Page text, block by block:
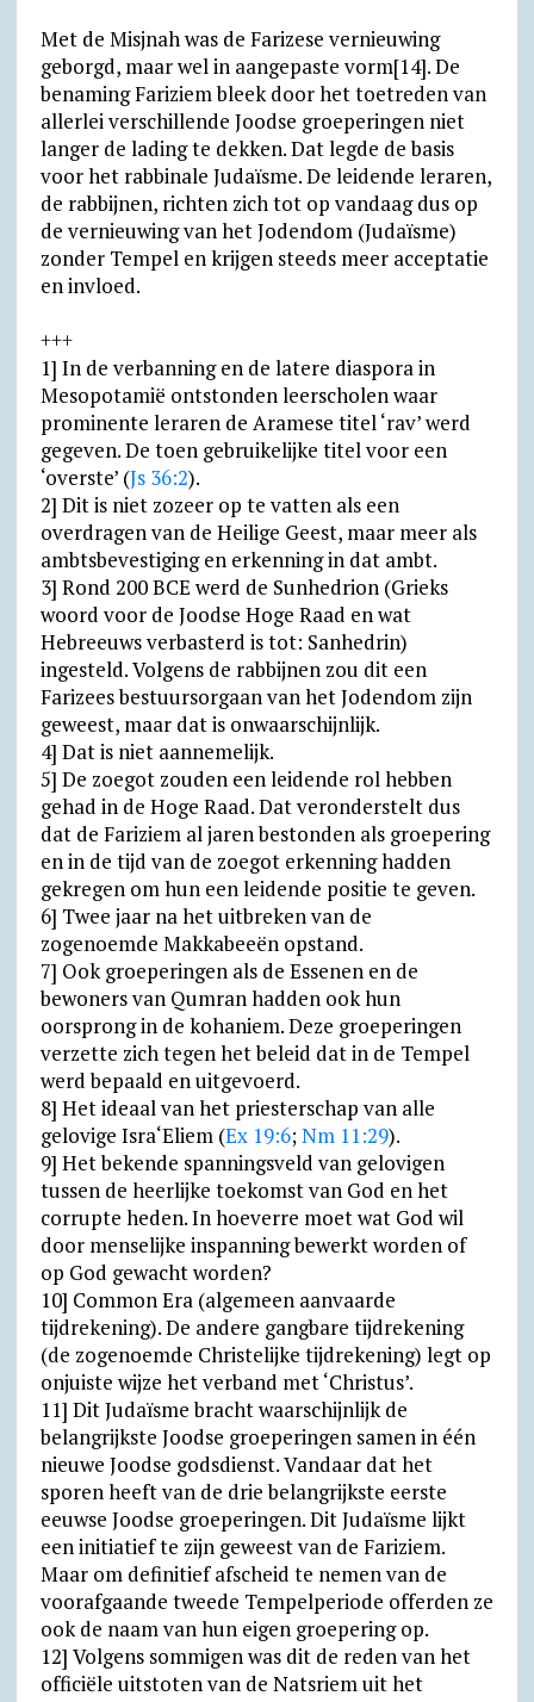
Met de Misjnah was de Farizese vernieuwing
geborgd, maar wel in aangepaste vorm[14]. De
benaming Fariziem bleek door het toetreden van
allerlei verschillende Joodse groeperingen niet
langer de lading te dekken. Dat legde de basis
voor het rabbinale Judaïsme. De leidende leraren,
de rabbijnen, richten zich tot op vandaag dus op
de vernieuwing van het Jodendom (Judaïsme)
zonder Tempel en krijgen steeds meer acceptatie
en invloed.
+++
1] In de verbanning en de latere diaspora in
Mesopotamië ontstonden leerscholen waar
prominente leraren de Aramese titel ‘rav’ werd
gegeven. De toen gebruikelijke titel voor een
‘overste’ (Js 36:2).
2] Dit is niet zozeer op te vatten als een
overdragen van de Heilige Geest, maar meer als
ambtsbevestiging en erkenning in dat ambt.
3] Rond 200 BCE werd de Sunhedrion (Grieks
woord voor de Joodse Hoge Raad en wat
Hebreeuws verbasterd is tot: Sanhedrin)
ingesteld. Volgens de rabbijnen zou dit een
Farizees bestuursorgaan van het Jodendom zijn
geweest, maar dat is onwaarschijnlijk.
4] Dat is niet aannemelijk.
5] De zoegot zouden een leidende rol hebben
gehad in de Hoge Raad. Dat veronderstelt dus
dat de Fariziem al jaren bestonden als groepering
en in de tijd van de zoegot erkenning hadden
gekregen om hun een leidende positie te geven.
6] Twee jaar na het uitbreken van de
zogenoemde Makkabeeën opstand.
7] Ook groeperingen als de Essenen en de
bewoners van Qumran hadden ook hun
oorsprong in de kohaniem. Deze groeperingen
verzette zich tegen het beleid dat in de Tempel
werd bepaald en uitgevoerd.
8] Het ideaal van het priesterschap van alle
gelovige Isra‘Eliem (Ex 19:6;Nm 11:29).
9] Het bekende spanningsveld van gelovigen
tussen de heerlijke toekomst van God en het
corrupte heden. In hoeverre moet wat God wil
door menselijke inspanning bewerkt worden of
op God gewacht worden?
10] Common Era (algemeen aanvaarde
tijdrekening). De andere gangbare tijdrekening
(de zogenoemde Christelijke tijdrekening) legt op
onjuiste wijze het verband met ‘Christus’.
11] Dit Judaïsme bracht waarschijnlijk de
belangrijkste Joodse groeperingen samen in één
nieuwe Joodse godsdienst. Vandaar dat het
sporen heeft van de drie belangrijkste eerste
eeuwse Joodse groeperingen. Dit Judaïsme lijkt
een initiatief te zijn geweest van de Fariziem.
Maar om definitief afscheid te nemen van de
voorafgaande tweede Tempelperiode offerden ze
ook de naam van hun eigen groepering op.
12] Volgens sommigen was dit de reden van het
officiële uitstoten van de Natsriem uit het